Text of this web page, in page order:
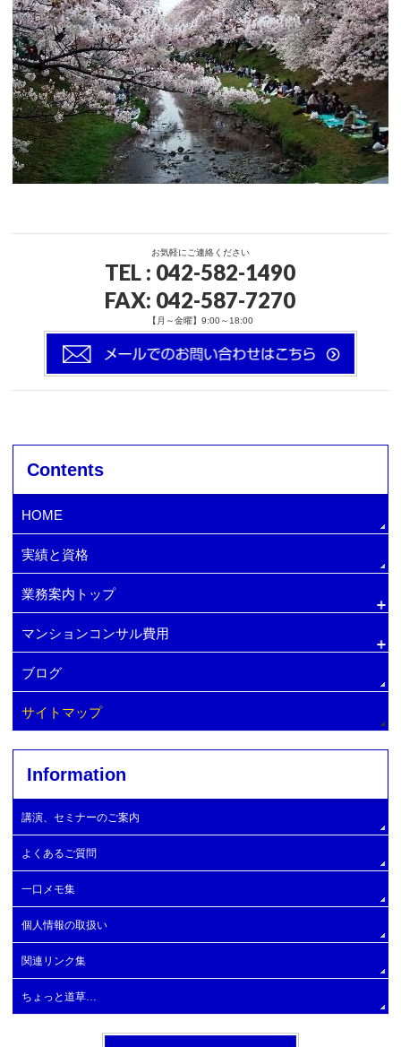
お気軽にご連絡ください
TEL : 042-582-1490
FAX: 042-587-7270
【月～金曜】9:00～18:00
Contents
HOME
実績と資格
業務案内トップ
排水管・給水管の更新
増圧ポンプへの交換
マンション管理費削減方法
マンション理事長の仕事
自主管理マンション
エレベーターの設置
管理費滞納問題の解決支援
大規模修繕コンサルタントの探し方
大規模修繕工事施工業者
建物と設備の簡易診断
大規模Ｂ
大規模C
大規模E
大規模修繕委員会の設置
大規模修繕工事実施と工事開始時期
マンションコンサル費用
マンション顧問契約
ブログ
サイトマップ
Information
講演、セミナーのご案内
よくあるご質問
一口メモ集
個人情報の取扱い
関連リンク集
ちょっと道草…